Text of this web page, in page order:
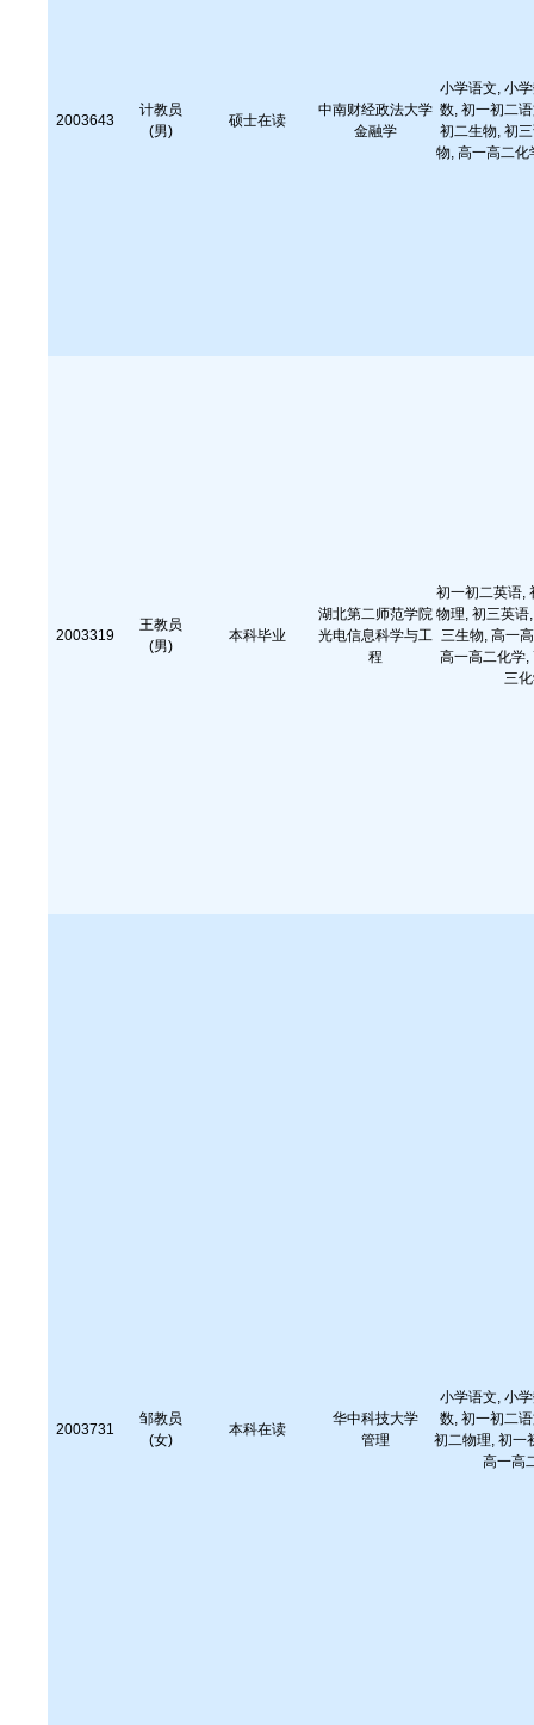
2003643
计教员
(男)
硕士在读
中南财经政法大学
金融学
小学语文, 小
数, 初一初二
初二生物, 初
物, 高一高二化
2003319
王教员
(男)
本科毕业
湖北第二师范学院
光电信息科学与工
程
初一初二英语,
物理, 初三英语
三生物, 高一
高一高二化学,
三
2003731
邹教员
(女)
本科在读
华中科技大学
管理
小学语文, 小
数, 初一初二
初二物理, 初一
高一高